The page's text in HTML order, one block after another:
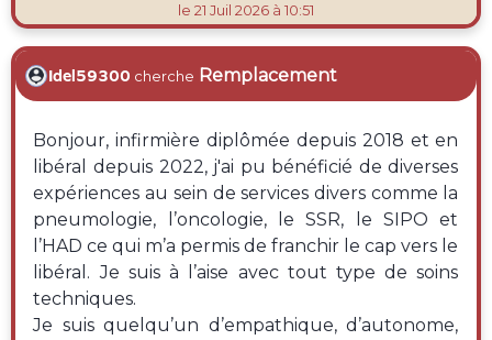
le 21 Juil 2026 à 10:51
Idel59300 cherche Remplacement
Bonjour, infirmière diplômée depuis 2018 et en
libéral depuis 2022, j'ai pu bénéficié de diverses
expériences au sein de services divers comme la
pneumologie, l’oncologie, le SSR, le SIPO et
l’HAD ce qui m’a permis de franchir le cap vers le
libéral. Je suis à l’aise avec tout type de soins
techniques.
Je suis quelqu’un d’empathique, d’autonome,